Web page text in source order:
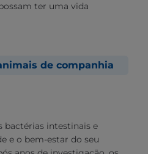
ter uma vida
de companhia
bactérias intestinais e
e o bem-estar do seu